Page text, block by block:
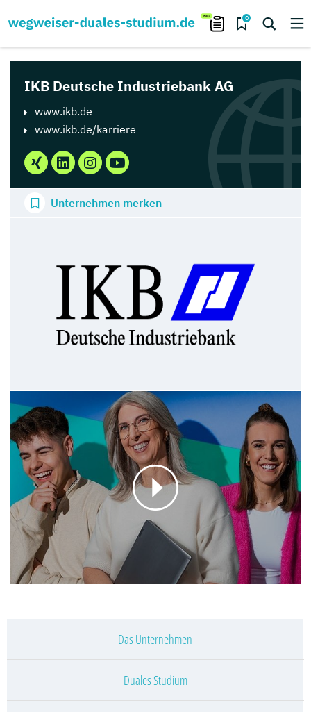
0
IKB Deutsche Industriebank AG
www.ikb.de
www.ikb.de/karriere
Unternehmen merken
Das Unternehmen
Duales Studium